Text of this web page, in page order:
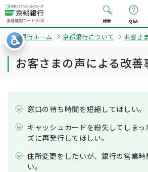
金融機関コード:0158 検索 Q&A
京都銀行ホーム 京都銀行について お客さ
お客さまの声による改善
窓口の待ち時間を短縮してほしい。
キャッシュカードを紛失してしまっ
ズに再発行してほしい。
住所変更をしたいが、銀行の営業
い。